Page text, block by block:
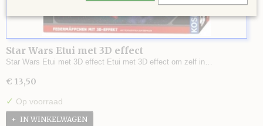
Star Wars Etui met 3D effect
Star Wars Etui met 3D effect Etui met 3D effect om zelf in…
€ 13,50
✓ Op voorraad
IN WINKELWAGEN